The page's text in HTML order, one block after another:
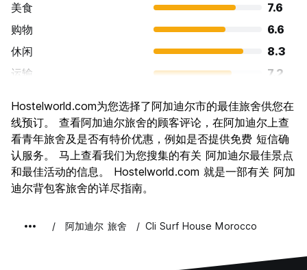
美食
7.6
购物
6.6
休闲
8.3
运输
7.2
文化
6.6
夜生活
6.7
物有所值
7.1
Hostelworld.com为您选择了阿加迪尔市的最佳旅舍供您在
线预订。 查看阿加迪尔旅舍的顾客评论，在阿加迪尔上查
看青年旅舍及是否有特价优惠，例如是否提供免费 短信确
认服务。 马上查看我们为您搜集的有关 阿加迪尔最佳景点
和最佳活动的信息。 Hostelworld.com 就是一部有关 阿加
迪尔背包客旅舍的详尽指南。
阿加迪尔 旅舍 Cli Surf House Morocco